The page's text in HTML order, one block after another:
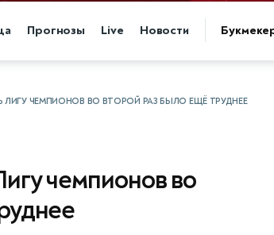
Прогнозы Live Новости
ЛИГУ ЧЕМПИОНОВ ВО ВТОРОЙ РАЗ БЫЛО ЕЩЁ ТРУДНЕЕ
чемпионов во